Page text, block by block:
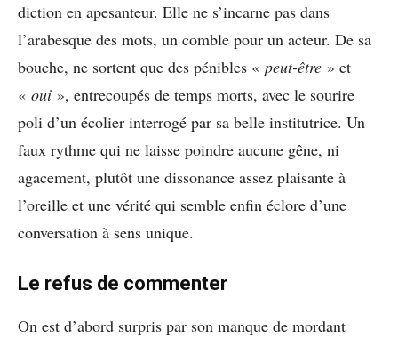
diction en apesanteur. Elle ne s’incarne pas dans
l’arabesque des mots, un comble pour un acteur. De sa
bouche, ne sortent que des pénibles « peut-être » et
« oui », entrecoupés de temps morts, avec le sourire
poli d’un écolier interrogé par sa belle institutrice. Un
faux rythme qui ne laisse poindre aucune gêne, ni
agacement, plutôt une dissonance assez plaisante à
l’oreille et une vérité qui semble enfin éclore d’une
conversation à sens unique.
Le refus de commenter
On est d’abord surpris par son manque de mordant